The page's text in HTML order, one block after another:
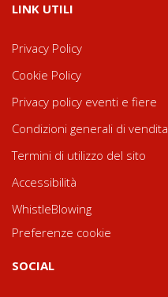
LINK UTILI
Privacy Policy
Cookie Policy
Privacy policy eventi e fiere
Condizioni generali di vendita
Termini di utilizzo del sito
Accessibilità
WhistleBlowing
Preferenze cookie
SOCIAL